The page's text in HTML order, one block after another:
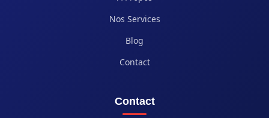
Nos Services
Blog
Contact
Contact